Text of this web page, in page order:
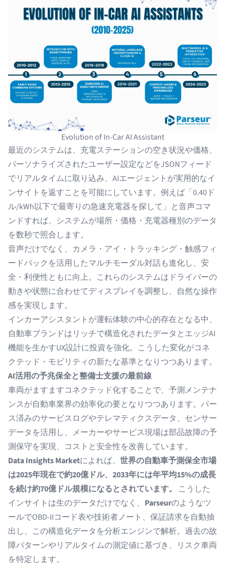
Evolution of In-Car AI Assistant
最近のシステムは、充電ステーションの空き状況や価格、
パーソナライズされたユーザー設定などをJSONフィード
でリアルタイムに取り込み、AIエージェントが実用的なイ
ンサイトを返すことを可能にしています。例えば「0.40ド
ル/kWh以下で最寄りの急速充電器を探して」と音声コマ
ンドすれば、システムが場所・価格・充電器種別のデータ
を数秒で照合します。
音声だけでなく、カメラ・アイ・トラッキング・触感フィ
ードバックを活用したマルチモーダル対話も進化し、安
全・利便性ともに向上。これらのシステムはドライバーの
動きや状態に合わせてディスプレイを調整し、自然な操作
感を実現します。
インカーアシスタントが運転体験の中心的存在となる中、
自動車ブランドはリッチで構造化されたデータとエッジAI
機能を生かすUX設計に投資を強化。こうした変化がコネ
クテッド・モビリティの新たな基準となりつつあります。
AI活用の予兆保全と整備士支援の最前線
車両がますますコネクテッド化することで、予測メンテナ
ンスが自動車業界の効率化の要となりつつあります。パー
ス済みのサービスログやテレマティクスデータ、センサー
データを活用し、メーカーやサービス現場は部品故障の予
測保守を実現、コストと安全性を改善しています。
Data Insights Marketによれば、 世界の自動車予測保全市場
は2025年現在で約20億ドル、2033年には年平均15%の成長
を続け約70億ドル規模になるとされています。
こうした
インサイトは生のデータだけでなく、 Parseurのようなツ
ールでOBD-IIコード表や技術者ノート、保証請求を自動抽
出し、この構造化データ を分析エンジンで解析。過去の故
障パターンやリアルタイムの測定値に基づき、リスク車両
を特定します。